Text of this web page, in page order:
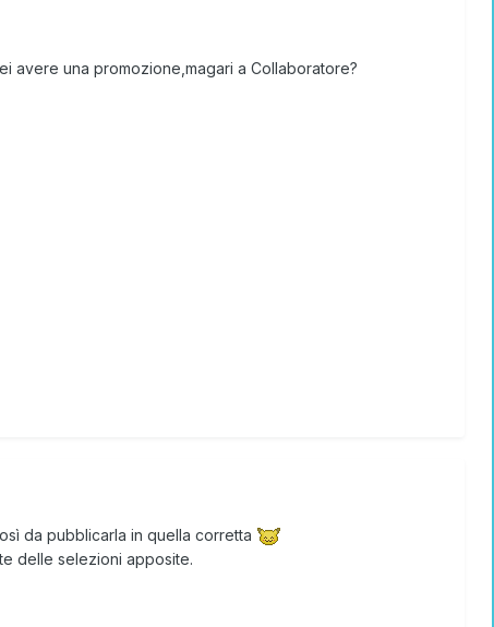
avere una promozione,magari a Collaboratore?
da pubblicarla in quella corretta
delle selezioni apposite.